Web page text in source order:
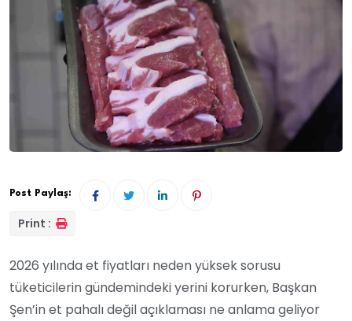
Post Paylaş:
Print :
2026 yılında et fiyatları neden yüksek sorusu
tüketicilerin gündemindeki yerini korurken, Başkan
Şen’in et pahalı değil açıklaması ne anlama geliyor